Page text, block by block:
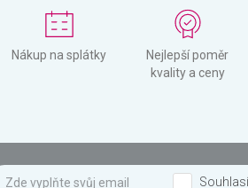
Nákup na splátky
Nejlepší poměr
kvality a ceny